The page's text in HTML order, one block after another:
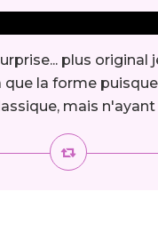
plus
la forme
mais n'ayant